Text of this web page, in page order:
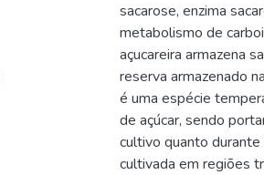
sacarose, enzima
metabolismo de
açucareira armazena
reserva armazenado
é uma espécie
de açúcar, sendo
cultivo quanto
cultivada em regiões